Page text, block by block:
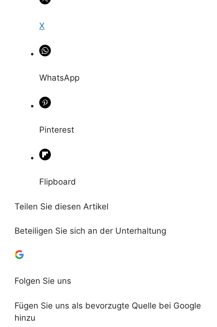
X
WhatsApp
Pinterest
Flipboard
Teilen Sie diesen Artikel
Beteiligen Sie sich an der Unterhaltung
Folgen Sie uns
Fügen Sie uns als bevorzugte Quelle bei Google
hinzu